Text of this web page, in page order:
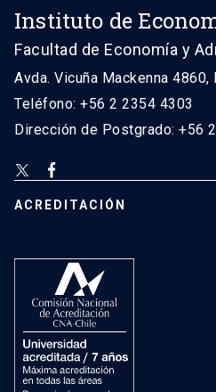
Instituto de
Facultad de Economía y
Avda. Vicuña Mackenna
Teléfono: +56 2 2354 4303
Dirección de Postgrado: +56
ACREDITACIÓN